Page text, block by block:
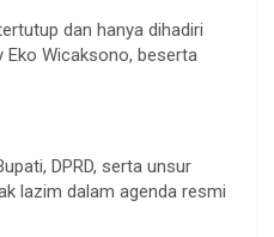
dan hanya dihadiri
Eko Wicaksono, beserta
DPRD, serta unsur
lazim dalam agenda resmi